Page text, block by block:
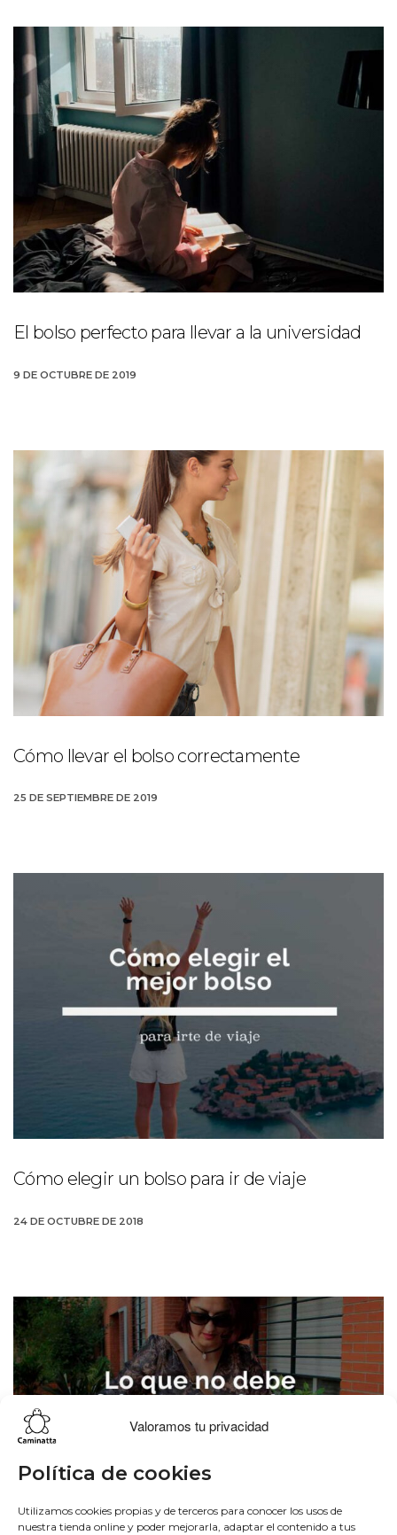
Valoramos tu privacidad
Política de cookies
Utilizamos cookies propias y de terceros para conocer los usos de
nuestra tienda online y poder mejorarla, adaptar el contenido a tus
El bolso perfecto para llevar a la universidad
9 DE OCTUBRE DE 2019
Cómo llevar el bolso correctamente
25 DE SEPTIEMBRE DE 2019
Cómo elegir un bolso para ir de viaje
24 DE OCTUBRE DE 2018